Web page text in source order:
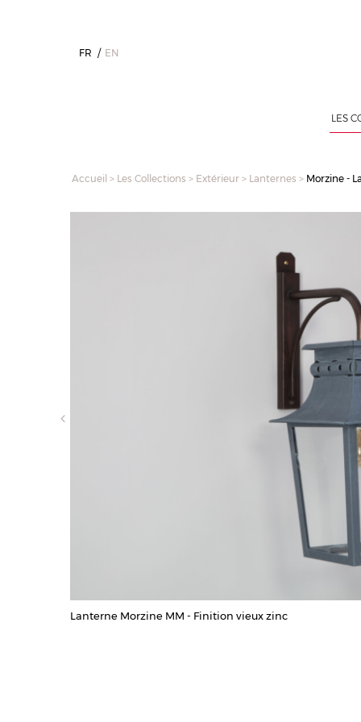
FR EN
LES
Accueil > Les Collections > Extérieur > Lanternes >Morzine -
Lanterne Morzine MM - Finition vieux zinc